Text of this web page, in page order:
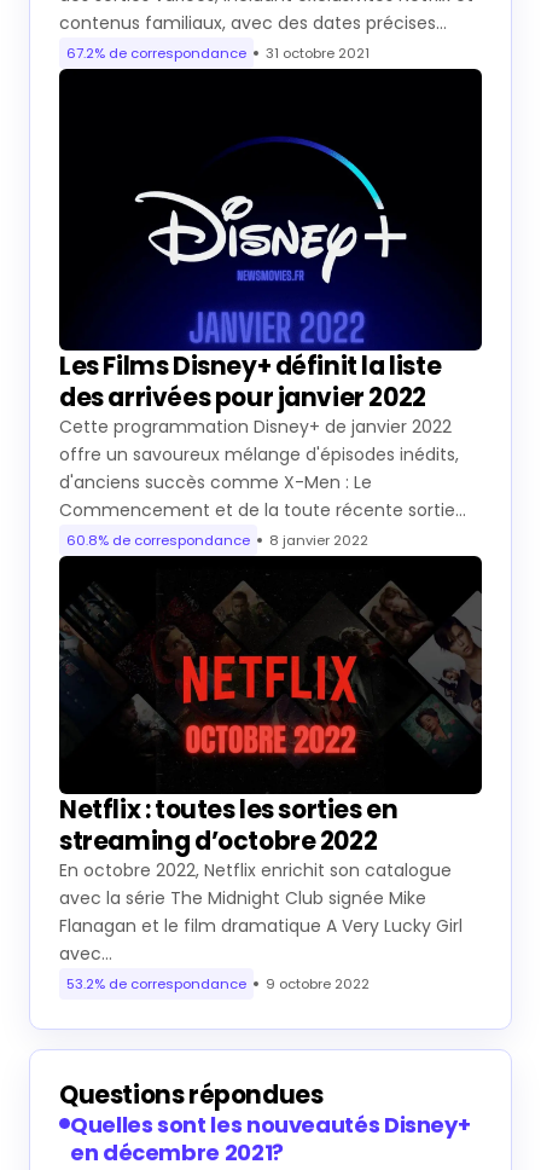
contenus familiaux, avec des dates précises…
67.2% de correspondance 31 octobre 2021
Les Films Disney+ définit la liste
des arrivées pour janvier 2022
Cette programmation Disney+ de janvier 2022
offre un savoureux mélange d'épisodes inédits,
d'anciens succès comme X-Men : Le
Commencement et de la toute récente sortie…
60.8% de correspondance 8 janvier 2022
Netflix : toutes les sorties en
streaming d’octobre 2022
En octobre 2022, Netflix enrichit son catalogue
avec la série The Midnight Club signée Mike
Flanagan et le film dramatique A Very Lucky Girl
avec…
53.2% de correspondance 9 octobre 2022
Questions répondues
Quelles sont les nouveautés Disney+
en décembre 2021?